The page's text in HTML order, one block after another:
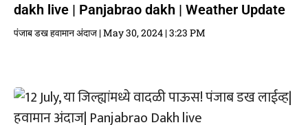
dakh live | Panjabrao dakh | Weather Update
पंजाब डख हवामान अंदाज May 30, 2024 3:23 PM